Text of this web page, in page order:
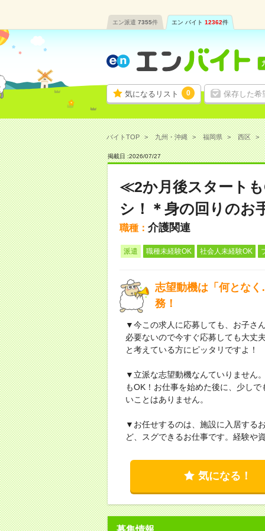
エン派遣 7355件 エン バイト 12362件
気になるリスト 0 保存した希
バイトTOP 九州・沖縄 福岡県 西区
掲載日 :2026/07/27
≪2か月後スタート
シ！＊身の回りのお
職種： 介護関連
派遣 職種未経験OK 社会人未経験OK
志望動機は「何とな
務！
▼今この求人に応募しても、お子さ
必要ないので今すぐ応募しても大丈
と考えている方にピッタリですよ！
▼立派な志望動機なんていりません
もOK！お仕事を始めた後に、少し
いことはありません。
▼お任せするのは、施設に入居する
ど、スグできるお仕事です。経験や
気になる！